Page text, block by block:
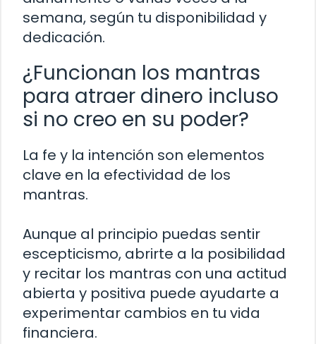
semana, según tu disponibilidad y
dedicación.
¿Funcionan los mantras
para atraer dinero incluso
si no creo en su poder?
La fe y la intención son elementos
clave en la efectividad de los
mantras.
Aunque al principio puedas sentir
escepticismo, abrirte a la posibilidad
y recitar los mantras con una actitud
abierta y positiva puede ayudarte a
experimentar cambios en tu vida
financiera.